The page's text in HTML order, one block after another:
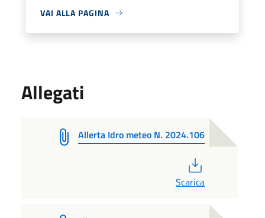
VAI ALLA PAGINA
Allegati
Allerta Idro meteo N. 2024.106
Scarica